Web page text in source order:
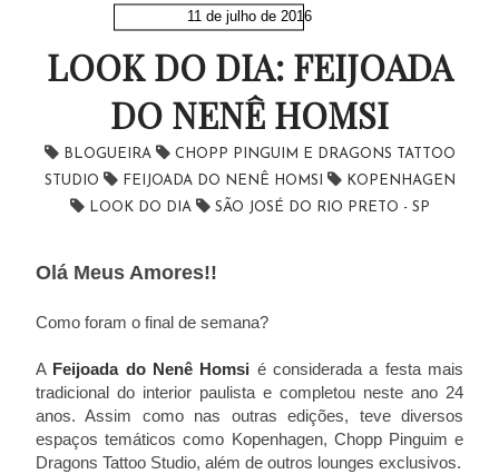
11 de julho de 2016
LOOK DO DIA: FEIJOADA
DO NENÊ HOMSI
BLOGUEIRA
CHOPP PINGUIM E DRAGONS TATTOO
STUDIO
FEIJOADA DO NENÊ HOMSI
KOPENHAGEN
LOOK DO DIA
SÃO JOSÉ DO RIO PRETO - SP
Olá Meus Amores!!
Como foram o final de semana?
A Feijoada do Nenê Homsi é considerada a festa mais
tradicional do interior paulista e completou neste ano 24
anos. Assim como nas outras edições, teve diversos
espaços temáticos como Kopenhagen, Chopp Pinguim e
Dragons Tattoo Studio, além de outros lounges exclusivos.